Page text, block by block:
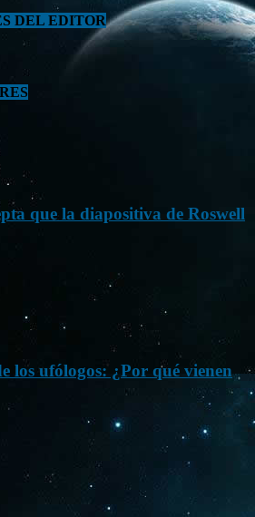
DEL EDITOR
que la diapositiva de Roswell
los ufólogos: ¿Por qué vienen